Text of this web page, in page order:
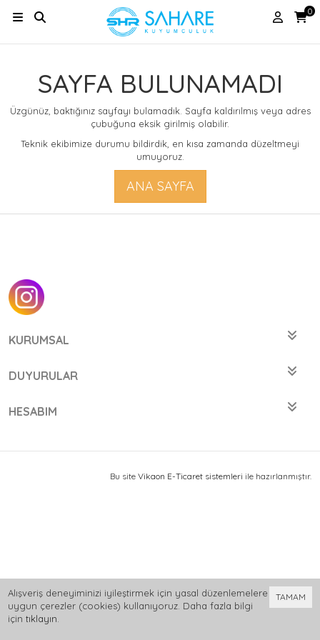
0
SAYFA BULUNAMADI
Üzgünüz, baktığınız sayfayı bulamadık. Sayfa kaldırılmış veya adres
çubuğuna eksik girilmiş olabilir.
Teknik ekibimize durumu bildirdik, en kısa zamanda düzeltmeyi
umuyoruz.
ANA SAYFA
KURUMSAL
DUYURULAR
HESABIM
Bu site Vikaon E-Ticaret sistemleri ile hazırlanmıştır.
TAMAM
Alışveriş deneyiminizi iyileştirmek için yasal düzenlemelere
uygun çerezler (cookies) kullanıyoruz. Daha fazla bilgi
için tıklayın